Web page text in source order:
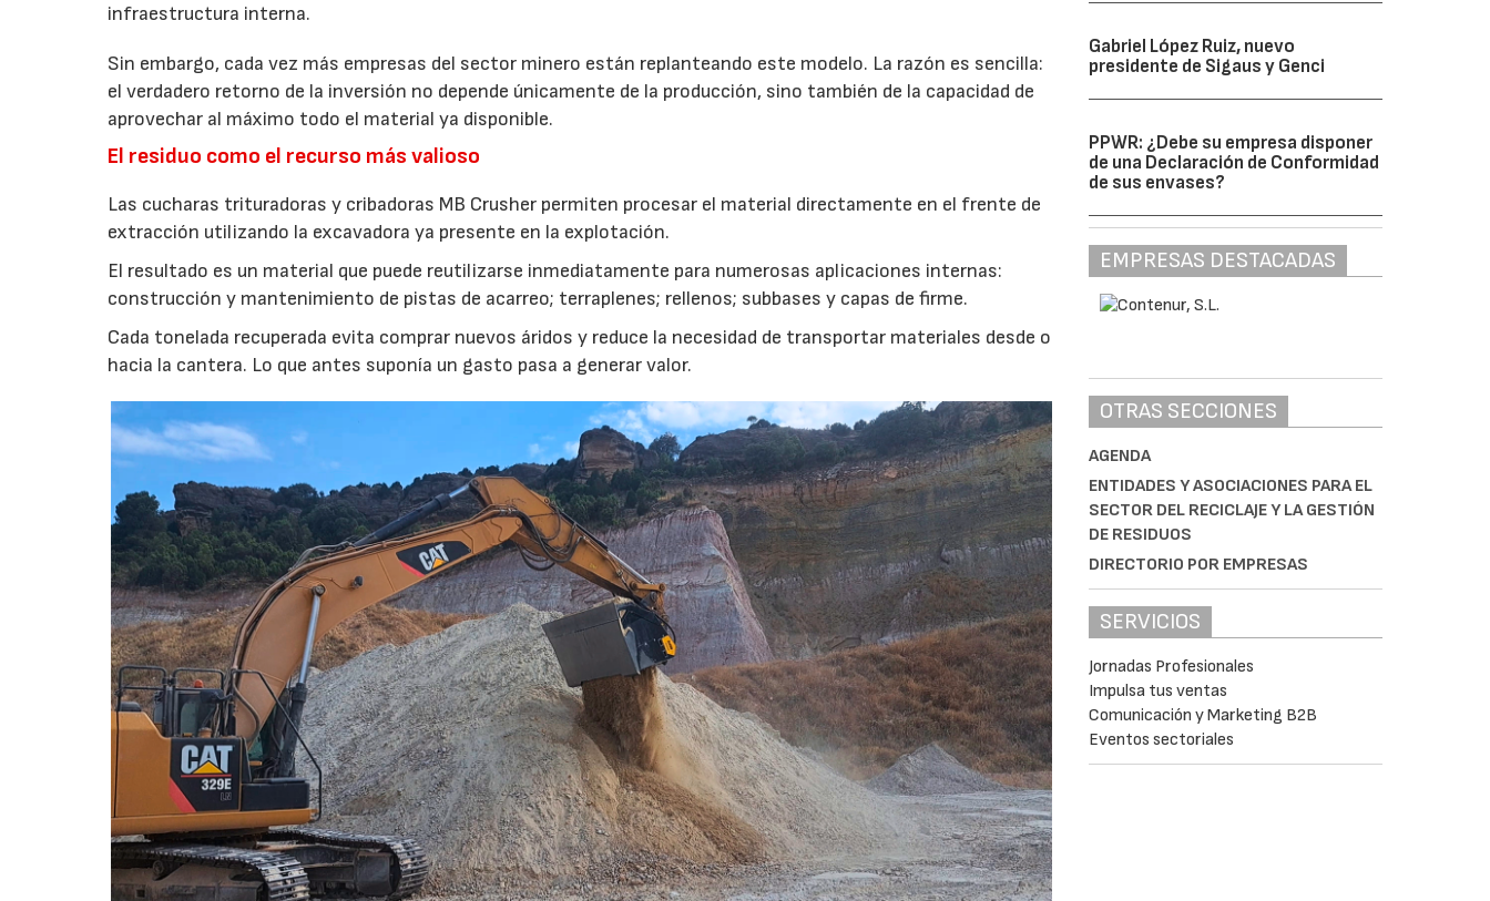
infraestructura interna.
Sin embargo, cada vez más empresas del sector minero están replanteando este modelo. La razón es sencilla:
el verdadero retorno de la inversión no depende únicamente de la producción, sino también de la capacidad de
aprovechar al máximo todo el material ya disponible.
El residuo como el recurso más valioso
Las cucharas trituradoras y cribadoras MB Crusher permiten procesar el material directamente en el frente de
extracción utilizando la excavadora ya presente en la explotación.
El resultado es un material que puede reutilizarse inmediatamente para numerosas aplicaciones internas:
construcción y mantenimiento de pistas de acarreo; terraplenes; rellenos; subbases y capas de firme.
Cada tonelada recuperada evita comprar nuevos áridos y reduce la necesidad de transportar materiales desde o
hacia la cantera. Lo que antes suponía un gasto pasa a generar valor.
Gabriel López Ruiz, nuevo
presidente de Sigaus y Genci
PPWR: ¿Debe su empresa disponer
de una Declaración de Conformidad
de sus envases?
EMPRESAS DESTACADAS
OTRAS SECCIONES
AGENDA
ENTIDADES Y ASOCIACIONES PARA EL
SECTOR DEL RECICLAJE Y LA GESTIÓN
DE RESIDUOS
DIRECTORIO POR EMPRESAS
SERVICIOS
Jornadas Profesionales
Impulsa tus ventas
Comunicación y Marketing B2B
Eventos sectoriales